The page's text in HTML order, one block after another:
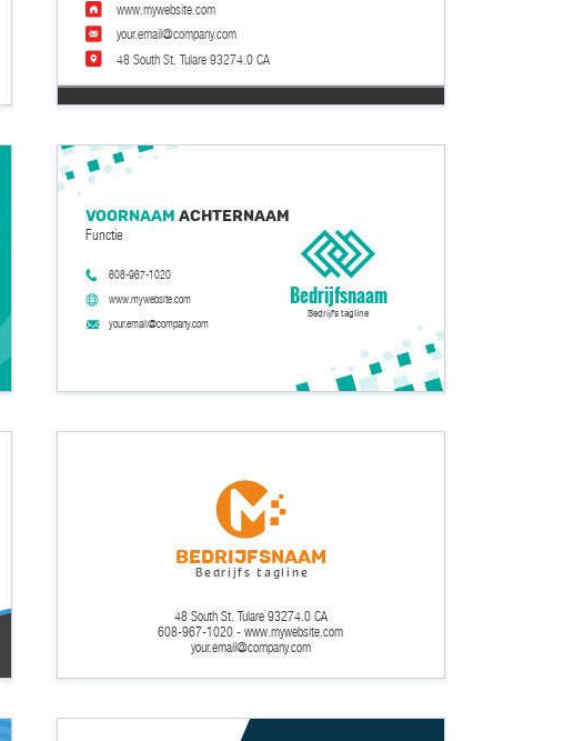
48 South St. Tulare 93274.0 CA
www.mywebsite.com
your.email@company.com
www.mywebsite.com
your.email@company.com
Functie
608-967-1020
Voornaam Achternaam
Bedrijfsnaam
Bedrijfs tagline
Bedrijfsnaam
Bedrijfs tagline
your.email@company.com
608-967-1020 - www.mywebsite.com
48 South St. Tulare 93274.0 CA